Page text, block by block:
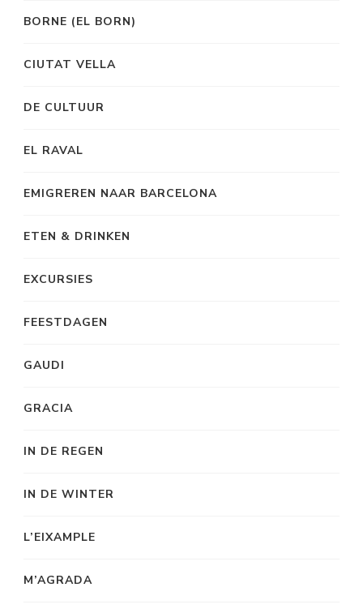
BORNE (EL BORN)
CIUTAT VELLA
DE CULTUUR
EL RAVAL
EMIGREREN NAAR BARCELONA
ETEN & DRINKEN
EXCURSIES
FEESTDAGEN
GAUDI
GRACIA
IN DE REGEN
IN DE WINTER
L’EIXAMPLE
M’AGRADA